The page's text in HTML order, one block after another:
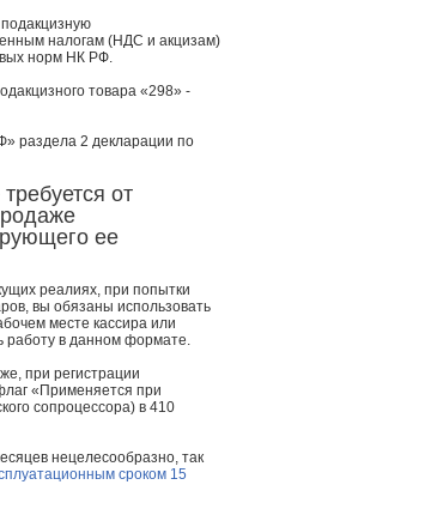
налогам (НДС и акцизам)
норм НК РФ.
товара «298» -
раздела 2 декларации по
от
ее
реалиях, при попытки
вы обязаны использовать
месте кассира или
работу в данном формате.
при регистрации
«Применяется при
сопроцессора) в 410
нецелесообразно, так
сроком 15